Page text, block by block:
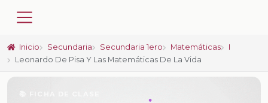
Inicio Secundaria Secundaria 1ero Matemáticas
I
Leonardo De Pisa Y Las Matemáticas De La Vida